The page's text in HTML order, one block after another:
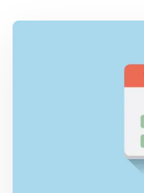
Lees meer over